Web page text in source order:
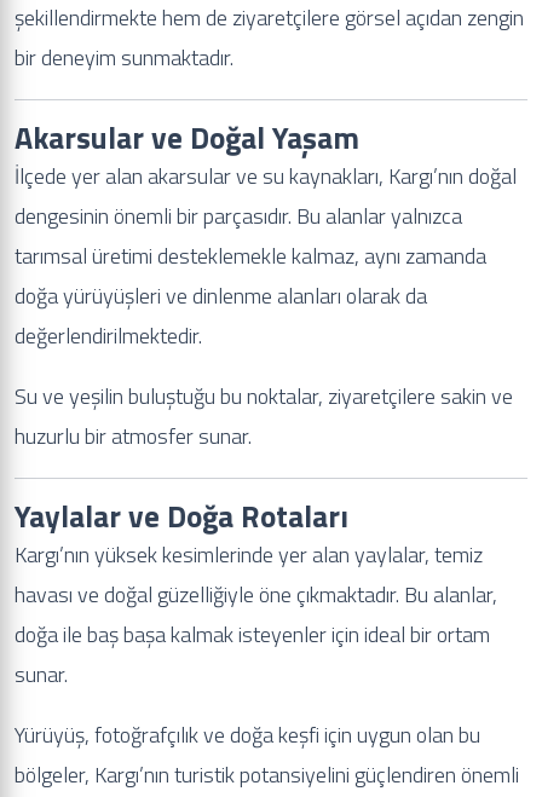
şekillendirmekte hem de ziyaretçilere görsel açıdan zengin
bir deneyim sunmaktadır.
Akarsular ve Doğal Yaşam
İlçede yer alan akarsular ve su kaynakları, Kargı’nın doğal
dengesinin önemli bir parçasıdır. Bu alanlar yalnızca
tarımsal üretimi desteklemekle kalmaz, aynı zamanda
doğa yürüyüşleri ve dinlenme alanları olarak da
değerlendirilmektedir.
Su ve yeşilin buluştuğu bu noktalar, ziyaretçilere sakin ve
huzurlu bir atmosfer sunar.
Yaylalar ve Doğa Rotaları
Kargı’nın yüksek kesimlerinde yer alan yaylalar, temiz
havası ve doğal güzelliğiyle öne çıkmaktadır. Bu alanlar,
doğa ile baş başa kalmak isteyenler için ideal bir ortam
sunar.
Yürüyüş, fotoğrafçılık ve doğa keşfi için uygun olan bu
bölgeler, Kargı’nın turistik potansiyelini güçlendiren önemli